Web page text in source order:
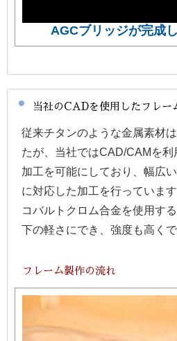
AGCブリッジが完成
当社のCADを使用したフレー
従来チタンのような金属素材
たが、当社ではCAD/CAMを
加工を可能にしており、幅広
に対応した加工を行っていま
コバルトクロム合金を使用す
下の軽さにでき、強度も高く
フレーム製作の流れ